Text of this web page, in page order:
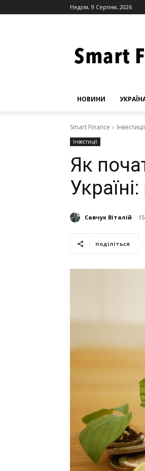
Неділя, 9 Серпня, 2026
НОВИНИ
Smart Finance Інвестиції
Інвестиції
Як
Савчук Віталій
поділіться